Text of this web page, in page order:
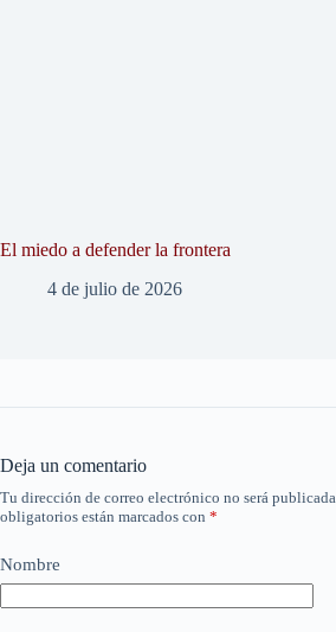
El miedo a defender la frontera
4 de julio de 2026
Deja un comentario
Tu dirección de correo electrónico no será publicada.
obligatorios están marcados con *
Nombre